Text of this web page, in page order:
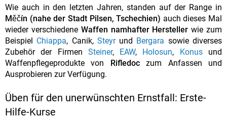
Wie auch in den letzten Jahren, standen auf der Range in
Měčín (nahe der Stadt Pilsen, Tschechien) auch dieses Mal
wieder verschiedene Waffen namhafter Hersteller wie zum
Beispiel Chiappa, Canik, Steyr und Bergara sowie diverses
Zubehör der Firmen Steiner, EAW, Holosun, Konus und
Waffenpflegeprodukte von
Rifledoczum Anfassen und
Ausprobieren zur Verfügung.
Üben für den unerwünschten Ernstfall: Erste-
Hilfe-Kurse